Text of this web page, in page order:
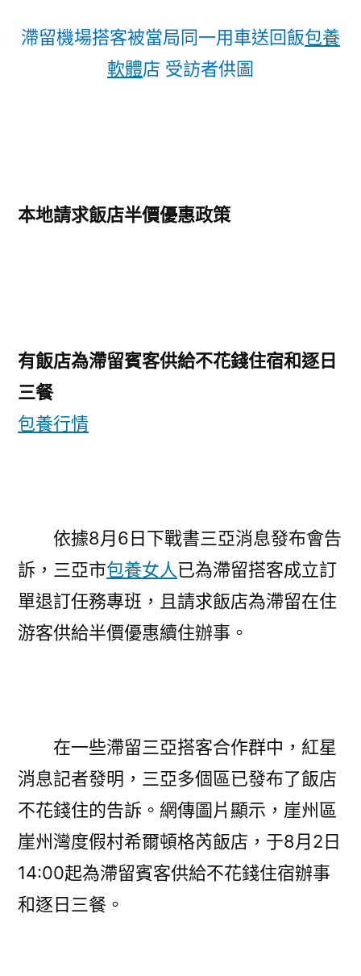
滯留機場搭客被當局同一用車送回飯包養
軟體店 受訪者供圖
本地請求飯店半價優惠政策
有飯店為滯留賓客供給不花錢住宿和逐日
三餐
包養行情
依據8月6日下戰書三亞消息發布會告
訴，三亞市包養女人已為滯留搭客成立訂
單退訂任務專班，且請求飯店為滯留在住
游客供給半價優惠續住辦事。
在一些滯留三亞搭客合作群中，紅星
消息記者發明，三亞多個區已發布了飯店
不花錢住的告訴。網傳圖片顯示，崖州區
崖州灣度假村希爾頓格芮飯店，于8月2日
14:00起為滯留賓客供給不花錢住宿辦事
和逐日三餐。